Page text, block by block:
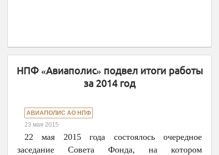
НПФ «Авиаполис» подвел итоги работы
за 2014 год
АВИАПОЛИС АО НПФ
23 мая 2015
22 мая 2015 года состоялось очередное
заседание Совета Фонда, на котором